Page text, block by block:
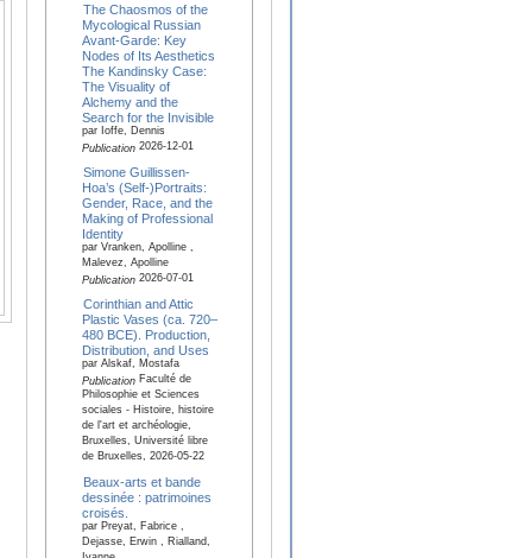
The Chaosmos of the
Mycological Russian
Avant-Garde: Key
Nodes of Its Aesthetics
The Kandinsky Case:
The Visuality of
Alchemy and the
Search for the Invisible
par Ioffe, Dennis
Publication2026-12-01
Simone Guillissen-
Hoa’s (Self-)Portraits:
Gender, Race, and the
Making of Professional
Identity
par Vranken, Apolline ,
Malevez, Apolline
Publication2026-07-01
Corinthian and Attic
Plastic Vases (ca. 720–
480 BCE). Production,
Distribution, and Uses
par Alskaf, Mostafa
PublicationFaculté de
Philosophie et Sciences
sociales - Histoire, histoire
de l'art et archéologie,
Bruxelles, Université libre
de Bruxelles, 2026-05-22
Beaux-arts et bande
dessinée : patrimoines
croisés.
par Preyat, Fabrice ,
Dejasse, Erwin , Rialland,